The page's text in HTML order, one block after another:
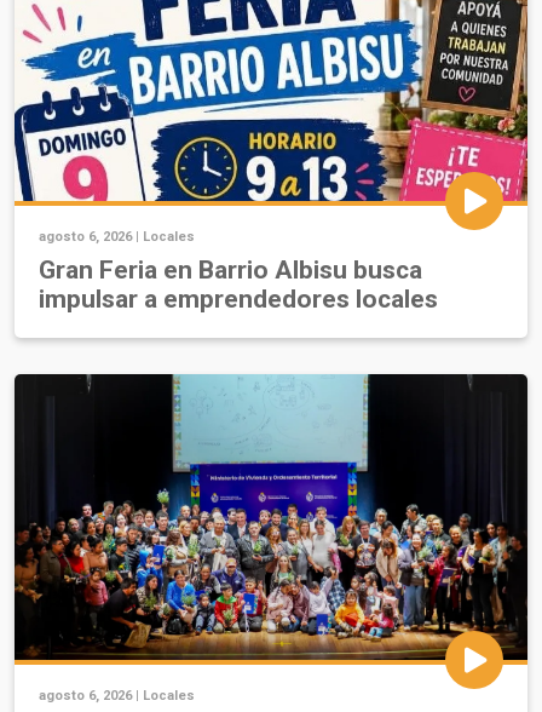
agosto 6, 2026 | Locales
Gran Feria en Barrio Albisu busca
impulsar a emprendedores locales
agosto 6, 2026 | Locales